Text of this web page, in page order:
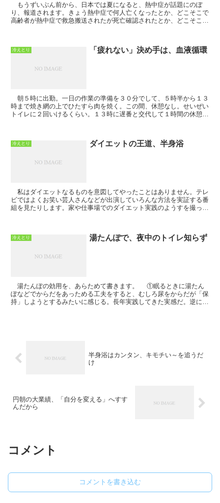
もうずいぶん前から、日本では夏になると、熱中症が話題にのぼ
り、報道されます。きょう熱中症で何人亡くなったとか、どこそこで
高齢者が熱中症で救急搬送されたが死亡確認されたとか、どこそこの
冷えとり 「疲れない」決め手は、血液循環
朝５時に出勤。一日の作業の準備を３０分でして、５時半から１３
時まで焼き網の上でひたすら肉を焼く。この間、休憩なし。せいぜい
トイレに２回いけるくらい。１３時に遅番と交代して１時間の休憩を
冷えとり ダイエットの王道、半身浴
私はダイエットなるものを意図してやったことはありません。テレ
ビではよくお笑い芸人さんなどが出演していろんな方法を実証する番
組を見たりします。家や仕事場でのダイエット実践のようすを撮った
冷えとり 湯たんぽで、夜中のトイレ知らず
湯たんぽの効用を、あらためて書きます。 ①眠るときに湯たん
ぽなどでからだをあっためる工夫をすると、むしろ尿をからだが「保
持」しようとするみたいに感じる。長年実践してきた実感だ。逆に冷
半身浴はカンタン、キモチい～を追うだ
け
円朝の大業績、「自分を変える」へすす
んだから
コメント
コメントを書き込む